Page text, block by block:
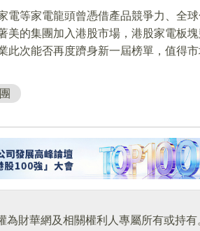
電等家電龍頭曾憑借產品競爭力、全
美的集團加入港股市場，港股家電板
此次能否再度躋身新一屆榜單，值得市
為財華網及相關權利人專屬所有或持有